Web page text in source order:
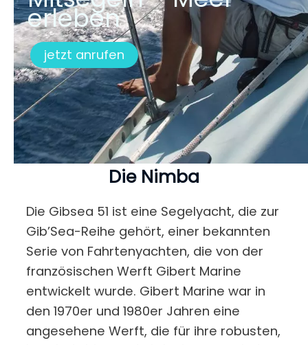
erleben
jetzt anrufen
Die Nimba
Die Gibsea 51 ist eine Segelyacht, die zur
Gib’Sea-Reihe gehört, einer bekannten
Serie von Fahrtenyachten, die von der
französischen Werft Gibert Marine
entwickelt wurde. Gibert Marine war in
den 1970er und 1980er Jahren eine
angesehene Werft, die für ihre robusten,